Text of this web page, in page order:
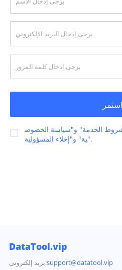
استمر
الخدمة" و"سياسة الخصوص
ية" و"إخلاء المسؤولية".
DataTool.vip
بريد إلكتروني:support@datatool.vip